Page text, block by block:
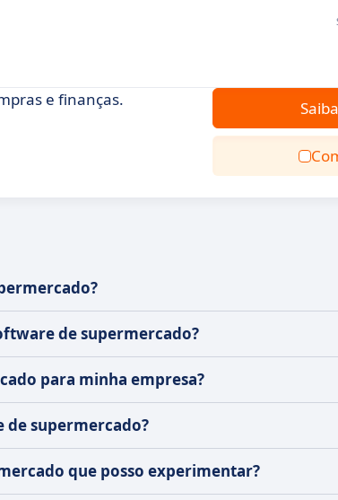
e finanças.
de supermercado?
para minha empresa?
de supermercado?
que posso experimentar?